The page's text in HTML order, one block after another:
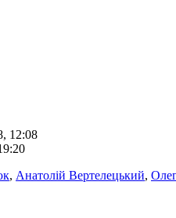
12:08
, Анатолій Вертелецький,